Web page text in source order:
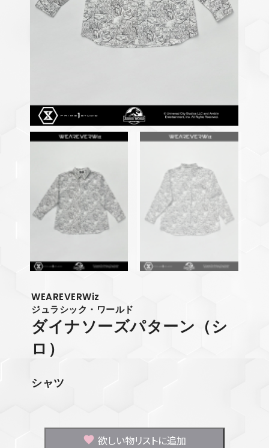
WEAREVERWiz
ジュラシック・ワールド
ダイナソーズパターン（シ
ロ）
シャツ
欲しい物リストに追加